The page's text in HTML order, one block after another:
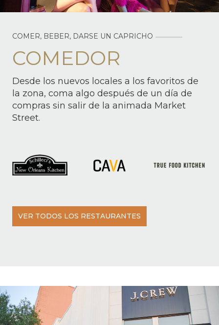
COMER, BEBER, DARSE UN CAPRICHO
COMEDOR
Desde los nuevos locales a los favoritos de
la zona, coma algo después de un día de
compras sin salir de la animada Market
Street.
VER TODOS LOS RESTAURANTES